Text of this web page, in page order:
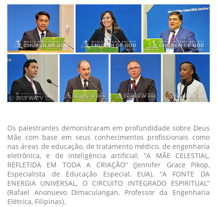
ⓒ 2018 WATV
Os palestrantes demonstraram em profundidade sobre Deus
Mãe com base em seus conhecimentos profissionais como
nas áreas de educação, de tratamento médico, de engenharia
eletrônica, e de inteligência artificial; “A MÃE CELESTIAL,
REFLETIDA EM TODA A CRIAÇÃO” (Jennifer Grace Pikop,
Especialista de Educação Especial, EUA), “A FONTE DA
ENERGIA UNIVERSAL, O CIRCUITO INTEGRADO ESPIRITUAL”
(Rafael Anonuevo Dimaculangan, Professor da Engenharia
Elétrica, Filipinas).